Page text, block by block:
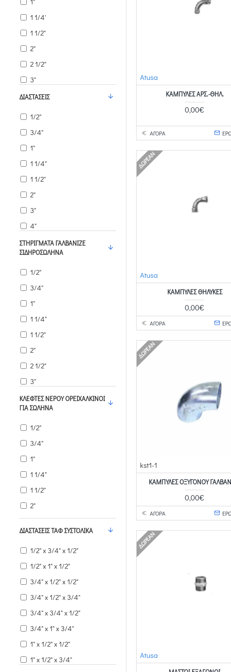
1 1/4'
1 1/2"
2"
2 1/2"
3"
4"
ΔΙΑΣΤΆΣΕΙΣ
1/2"
3/4"
1"
1 1/4"
1 1/2"
2"
3"
4"
5"
6"
ΣΤΗΡΊΓΜΑΤΑ ΓΑΛΒΑΝΙΖΈ
ΣΙΔΗΡΟΣΩΛΉΝΑ
1/2"
3/4"
1"
1 1/4"
1 1/2"
2"
2 1/2"
3"
4"
ΚΛΈΦΤΕΣ ΝΕΡΟΎ ΟΡΕΙΧΆΛΚΙΝΟΙ
ΓΙΑ ΣΩΛΉΝΑ
1/2"
3/4"
1"
1 1/4"
1 1/2"
2"
ΔΙΑΣΤΆΣΕΙΣ ΤΑΦ ΣΥΣΤΟΛΙΚΆ
1/2" x 3/4" x 1/2"
1/2" x 1" x 1/2"
3/4" x 1/2" x 1/2"
3/4" x 1/2" x 3/4"
3/4" x 3/4" x 1/2"
3/4" x 1" x 3/4"
1" x 1/2" x 1/2"
1" x 1/2" x 3/4"
Atusa
ΚΑΜΠΎΛΕΣ ΑΡΣ.-ΘΗΛ.
0,00€
ΑΓΟΡΑ
ΔΩΡΕΆΝ
Atusa
ΚΑΜΠΎΛΕΣ ΘΗΛΥΚΈΣ
0,00€
ΑΓΟΡΑ
ΔΩΡΕΆΝ
kst1-1
ΚΑΜΠΎΛΕΣ ΟΞΥΓΌΝΟΥ
0,00€
ΑΓΟΡΑ
ΔΩΡΕΆΝ
Atusa